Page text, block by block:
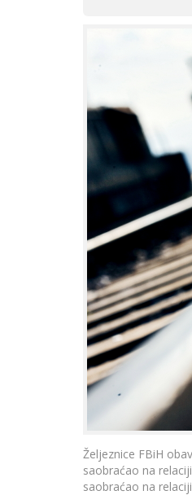
Željeznice FBiH
saobraćao na
saobraćao na